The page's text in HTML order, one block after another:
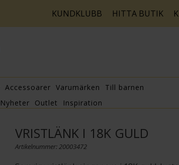
KUNDKLUBB HITTA BUTIK
Accessoarer Varumärken
Till barnen
Nyheter Outlet Inspiration
VRISTLÄNK I 18K GULD
Artikelnummer: 20003472